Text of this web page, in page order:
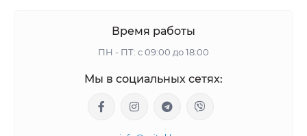
Время работы
ПН - ПТ: с 09:00 до 18:00
Мы в социальных сетях: